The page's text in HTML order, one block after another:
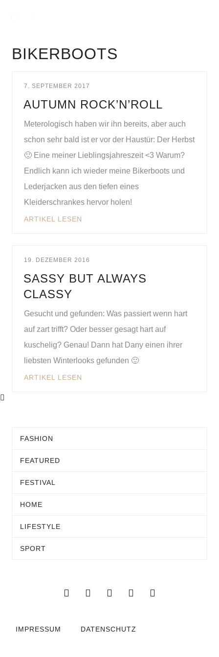
BIKERBOOTS
7. SEPTEMBER 2017
AUTUMN ROCK’N’ROLL
Meterologisch haben wir ihn bereits, aber auch
schon sehr bald ist er vor der Haustür: Der Herbst
🙂 Eine meiner Lieblingsjahreszeit <3 Warum?
Endlich kann ich wieder meine Bikerboots und
Lederjacken aus den tiefen eines
Kleiderschrankes hervor holen!
ARTIKEL LESEN
19. DEZEMBER 2016
SASSY BUT ALWAYS
CLASSY
Gesucht und gefunden: Was passiert wenn hart
auf zart trifft? Oder besser gesagt hart auf
kuschelig? Genau! Dann hat Dany einen ihrer
liebsten Winterlooks gefunden 🙂
ARTIKEL LESEN
FASHION
FEATURED
FESTIVAL
HOME
LIFESTYLE
SPORT
IMPRESSUM DATENSCHUTZ